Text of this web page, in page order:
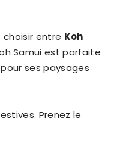
choisir entre Koh
Samui est parfaite
ses paysages
Prenez le